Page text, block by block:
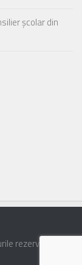
școlar din
rezervate.